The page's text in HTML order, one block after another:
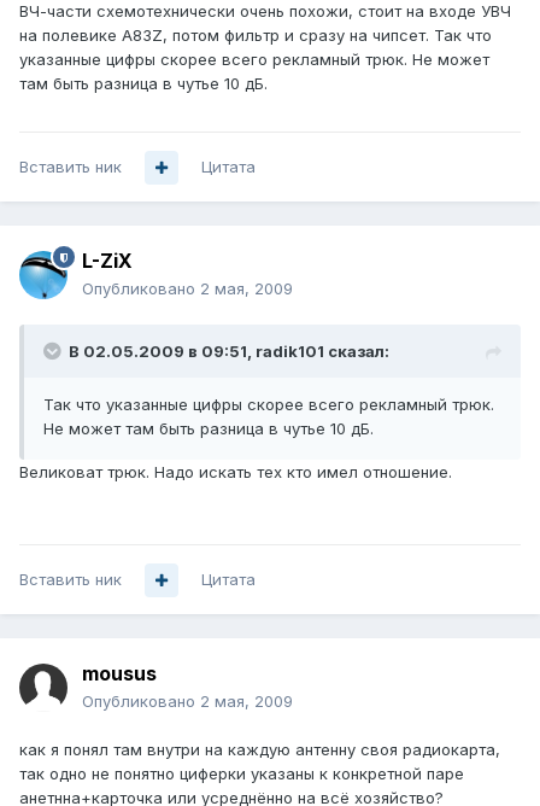
ВЧ-части схемотехнически очень похожи, стоит на входе УВЧ
на полевике A83Z, потом фильтр и сразу на чипсет. Так что
указанные цифры скорее всего рекламный трюк. Не может
там быть разница в чутье 10 дБ.
Вставить ник Цитата
L-ZiX
Опубликовано 2 мая, 2009
В 02.05.2009 в 09:51, radik101 сказал:
Так что указанные цифры скорее всего рекламный трюк.
Не может там быть разница в чутье 10 дБ.
Великоват трюк. Надо искать тех кто имел отношение.
Вставить ник Цитата
mousus
Опубликовано 2 мая, 2009
как я понял там внутри на каждую антенну своя радиокарта,
так одно не понятно циферки указаны к конкретной паре
анетнна+карточка или усреднённо на всё хозяйство?